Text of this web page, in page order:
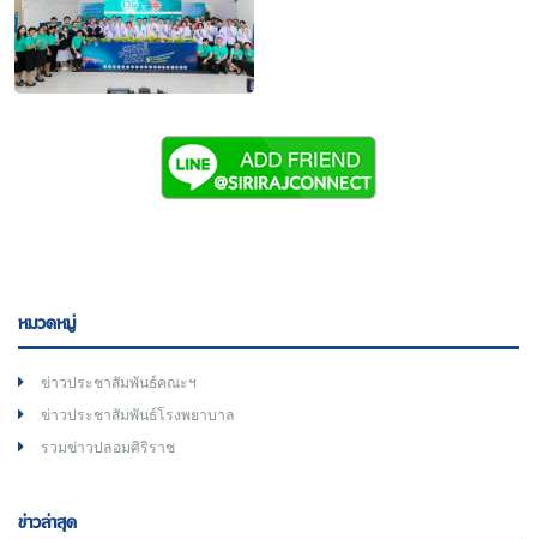
หมวดหมู่
ข่าวประชาสัมพันธ์คณะฯ
ข่าวประชาสัมพันธ์โรงพยาบาล
รวมข่าวปลอมศิริราช
ข่าวล่าสุด